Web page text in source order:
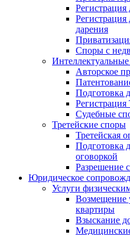
дарения
Cпоры с
Авторское
Подготовка
Регистрация
Судебные
Третейские споры
Третейская
Подготовка
оговоркой
Разрешение
Юридическое
Услуги
Возмещение
квартиры
Взыскание